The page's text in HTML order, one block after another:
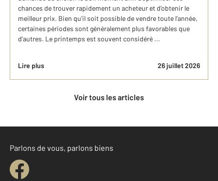
chances de trouver rapidement un acheteur et d’obtenir le
meilleur prix. Bien qu’il soit possible de vendre toute l’année,
certaines périodes sont généralement plus favorables que
d’autres. Le printemps est souvent considéré ...
Lire plus 26 juillet 2026
Voir tous les articles
Parlons de vous, parlons biens